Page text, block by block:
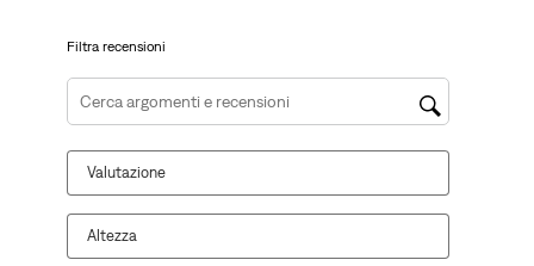
invio.
Filtra recensioni
Cerca argomenti e ricerca delle recensioni
Valutazione
Altezza